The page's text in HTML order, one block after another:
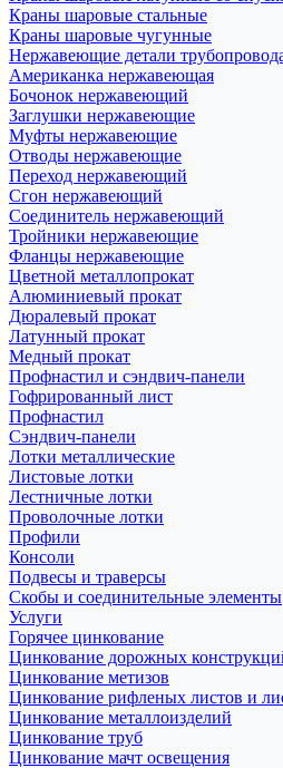
Краны шаровые стальные
Краны шаровые чугунные
Нержавеющие детали
Американка нержавеющая
Бочонок нержавеющий
Заглушки нержавеющие
Муфты нержавеющие
Отводы нержавеющие
Переход нержавеющий
Сгон нержавеющий
Соединитель нержавеющий
Тройники нержавеющие
Фланцы нержавеющие
Цветной металлопрокат
Алюминиевый прокат
Дюралевый прокат
Латунный прокат
Медный прокат
Профнастил и сэндвич-панели
Гофрированный лист
Профнастил
Сэндвич-панели
Лотки металлические
Листовые лотки
Лестничные лотки
Проволочные лотки
Профили
Консоли
Подвесы и траверсы
Скобы и соединительные элементы
Услуги
Горячее цинкование
Цинкование дорожных
Цинкование метизов
Цинкование рифленых листов и
Цинкование металлоизделий
Цинкование труб
Цинкование мачт освещения